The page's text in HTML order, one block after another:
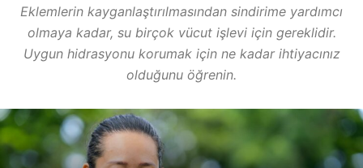
Eklemlerin kayganlaştırılmasından sindirime yardımcı
olmaya kadar, su birçok vücut işlevi için gereklidir.
Uygun hidrasyonu korumak için ne kadar ihtiyacınız
olduğunu öğrenin.